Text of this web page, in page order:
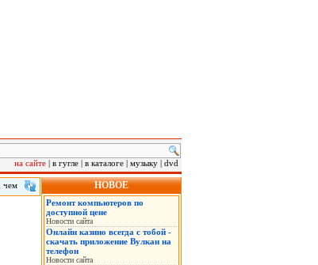
на сайте | в гугле | в каталоге | музыку | dvd
чем
НОВОЕ
Ремонт компьютеров по
доступной цене
Новости сайта
Онлайн казино всегда с тобой -
скачать приложение Вулкан на
телефон
Новости сайта